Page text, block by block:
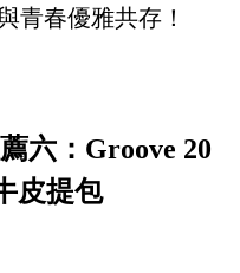
青春優雅共存！
六：Groove 20
皮提包